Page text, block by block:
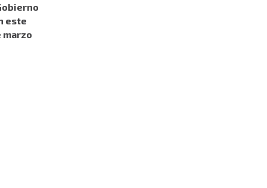
este
marzo